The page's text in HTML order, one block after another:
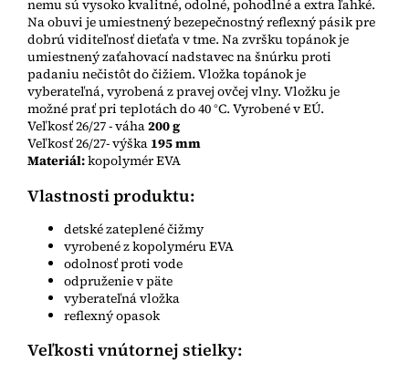
nemu sú vysoko kvalitné, odolné, pohodlné a extra ľahké.
Na obuvi je umiestnený bezepečnostný reflexný pásik pre
dobrú viditeľnosť dieťaťa v tme. Na zvršku topánok je
umiestnený zaťahovací nadstavec na šnúrku proti
padaniu nečistôt do čižiem. Vložka topánok je
vyberateľná, vyrobená z pravej ovčej vlny. Vložku je
možné prať pri teplotách do 40 °C. Vyrobené v EÚ.
Veľkosť 26/27 - váha200 g
Veľkosť 26/27- výška 195 mm
Materiál:kopolymér EVA
Vlastnosti produktu:
detské zateplené čižmy
vyrobené z kopolyméru EVA
odolnosť proti vode
odpruženie v päte
vyberateľná vložka
reflexný opasok
Veľkosti vnútornej stielky: